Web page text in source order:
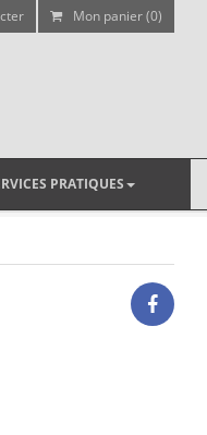
Mon panier (0)
PRATIQUES